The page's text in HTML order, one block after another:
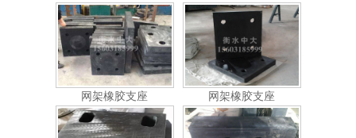
网架橡胶支座 网架橡胶支座
网架支座 网架支座